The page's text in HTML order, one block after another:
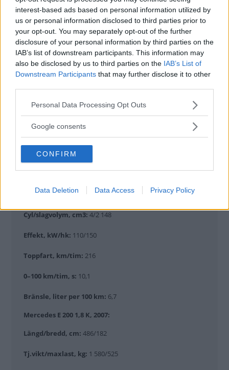
interest-based ads based on personal information utilized by
us or personal information disclosed to third parties prior to
your opt-out. You may separately opt-out of the further
disclosure of your personal information by third parties on the
IAB’s list of downstream participants. This information may
also be disclosed by us to third parties on the IAB’s List of
Downstream Participants that may further disclose it to other
Please note that this website/app uses one or more Google
not limited to your visit or usage behaviour. You may click to
use your data for below specified purposes in below Google
consent section.
Personal Data Processing Opt Outs
Google consents
CONFIRM
Data Deletion Data Access Privacy Policy
Max släpvikt, kg:1 900
Cyl/slagvolym, cm3: 4/1 796
Effekt, kW/hk:120/163
Toppfart, km/tim:230
Bränsle, liter per 100 km:8,7
Längd/bredd, cm:
Tj.vikt/maxlast, kg:1 610/535
Max släpvikt, kg: 1 900
Cyl/slagvolym, cm3: 4/2 148
Effekt, kW/hk: 110/150
Toppfart, km/tim: 216
0–100 km/tim, s: 10,1
Bränsle, liter per 100 km: 6,7
Mercedes E 200 1,8 K, 2007:
Längd/bredd, cm: 486/182
Tj.vikt/maxlast, kg: 1 580/525